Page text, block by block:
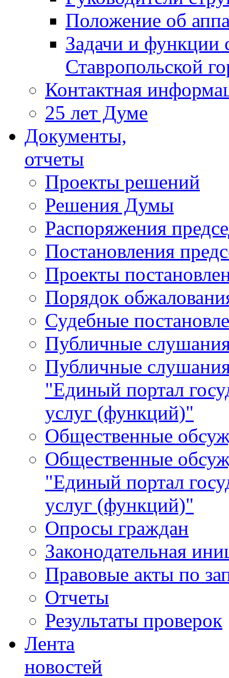
Положение об
Задачи и функции
Ставропольской
Контактная
25 лет Думе
Документы,
отчеты
Проекты решений
Решения Думы
Распоряжения
Постановления
Проекты
Порядок
Судебные
Публичные
Публичные
"Единый портал
услуг (функций)"
Общественные
Общественные
"Единый портал
услуг (функций)"
Опросы граждан
Законодательная
Правовые акты по
Отчеты
Результаты проверок
Лента
новостей